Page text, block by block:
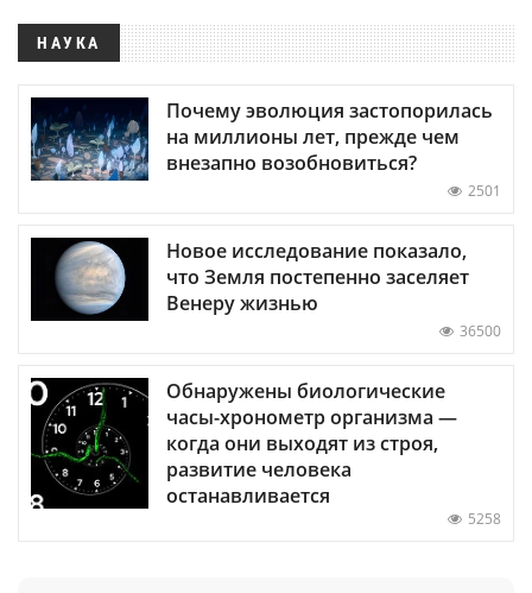
НАУКА
Почему эволюция застопорилась
на миллионы лет, прежде чем
внезапно возобновиться?
2501
Новое исследование показало,
что Земля постепенно заселяет
Венеру жизнью
36500
Обнаружены биологические
часы-хронометр организма —
когда они выходят из строя,
развитие человека
останавливается
5258